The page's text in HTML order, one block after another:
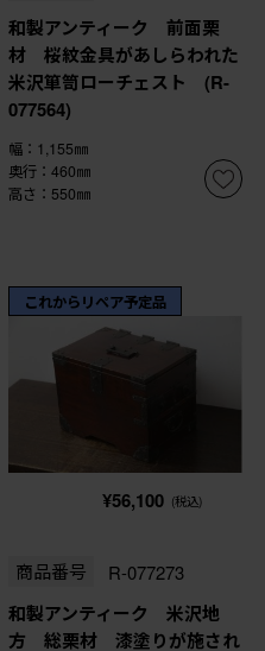
和製アンティーク 前面栗
材 桜紋金具があしらわれた
米沢箪笥ローチェスト (R-
077564)
幅：1,155㎜
奥行：460㎜
高さ：550㎜
これからリペア予定品
¥56,100 (税込)
商品番号 R-077273
和製アンティーク 米沢地
方 総栗材 漆塗りが施され